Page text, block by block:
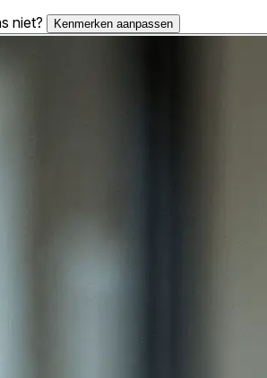
niet?
Kenmerken aanpassen